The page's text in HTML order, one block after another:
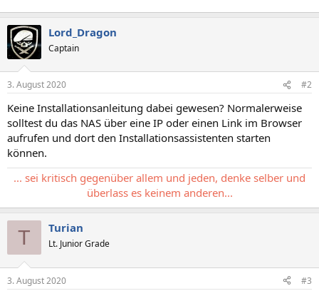
Lord_Dragon
Captain
3. August 2020 #2
Keine Installationsanleitung dabei gewesen? Normalerweise
solltest du das NAS über eine IP oder einen Link im Browser
aufrufen und dort den Installationsassistenten starten
können.
... sei kritisch gegenüber allem und jeden, denke selber und
überlass es keinem anderen...
T Turian
Lt. Junior Grade
3. August 2020 #3